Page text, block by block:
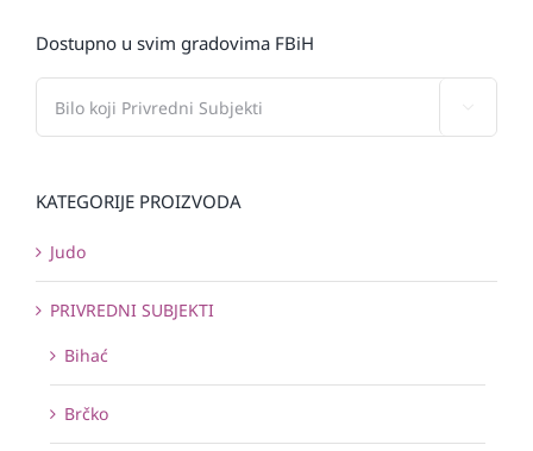
Dostupno u svim gradovima FBiH
KATEGORIJE PROIZVODA
Judo
PRIVREDNI SUBJEKTI
Bihać
Brčko